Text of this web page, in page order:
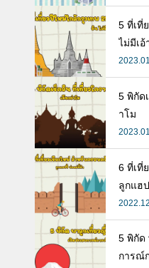
ห้ลูก
5 ที่เที่
ไม่มีเอ้
5 พิกัด
าโม
6 ที่เที่
ลูกแฮ
5 พิกัด
การณ์